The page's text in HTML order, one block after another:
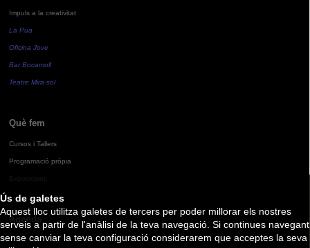
Ús de galetes
Aquest lloc utilitza galetes de tercers per poder millorar els nostres
serveis a partir de l'anàlisi de la teva navegació. Si continues navegant
sense canviar la teva configuració considerarem que acceptes la seva
Impuls a la creativitat
La Pua
Oficina Jove
Bar Bocamoll
Teatre Mira-sol
Què fem
Cursos i Tallers
Programació pròpia
Agenda